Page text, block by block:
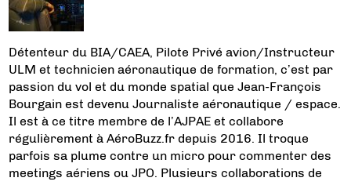
Détenteur du BIA/CAEA, Pilote Privé avion/Instructeur
ULM et technicien aéronautique de formation, c’est par
passion du vol et du monde spatial que Jean-François
Bourgain est devenu Journaliste aéronautique / espace.
Il est à ce titre membre de l’AJPAE et collabore
régulièrement à AéroBuzz.fr depuis 2016. Il troque
parfois sa plume contre un micro pour commenter des
meetings aériens ou JPO. Plusieurs collaborations de